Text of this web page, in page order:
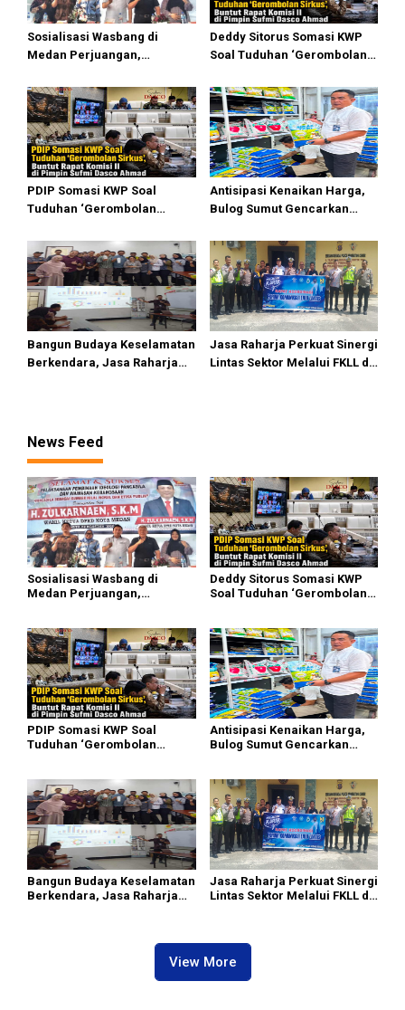
Sosialisasi Wasbang di
Medan Perjuangan,
Perjuangkan Ruang Bermain
Anak
Deddy Sitorus Somasi KWP
Soal Tuduhan ‘Gerombolan
II Dipimpin Sufmi Dasco
Ahmad
PDIP Somasi KWP Soal
Tuduhan ‘Gerombolan
II Dipimpin Sufmi Dasco
Ahmad
Antisipasi Kenaikan Harga,
Bulog Sumut Gencarkan
Premium
Bangun Budaya Keselamatan
Berkendara, Jasa Raharja
Jasa Raharja Perkuat Sinergi
Lintas Sektor Melalui FKLL di
News Feed
Sosialisasi Wasbang di
Medan Perjuangan,
Anak
Deddy Sitorus Somasi KWP
Soal Tuduhan ‘Gerombolan
Ahmad
PDIP Somasi KWP Soal
Tuduhan ‘Gerombolan
Ahmad
Antisipasi Kenaikan Harga,
Bulog Sumut Gencarkan
Bangun Budaya Keselamatan
Berkendara, Jasa Raharja
Jasa Raharja Perkuat Sinergi
Lintas Sektor Melalui FKLL di
View More